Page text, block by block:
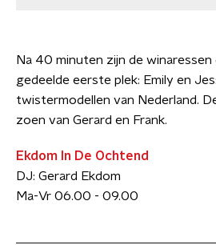
Na 40 minuten zijn de winaressen
gedeelde eerste plek: Emily en
twistermodellen van Nederland.
zoen van Gerard en Frank.
Ekdom In De Ochtend
DJ: Gerard Ekdom
Ma-Vr 06.00 - 09.00